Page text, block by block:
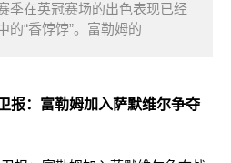
季在英冠赛场的出色表现已经
的“香饽饽”。富勒姆的
报：富勒姆加入萨默维尔争夺